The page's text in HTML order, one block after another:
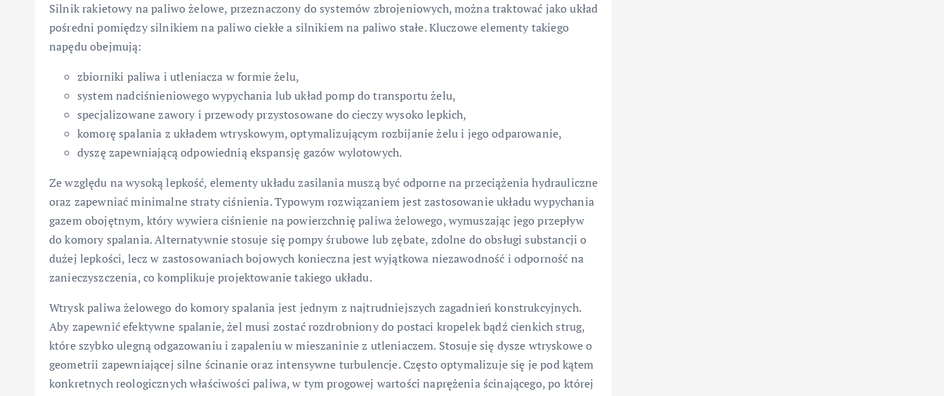
Silnik rakietowy na paliwo żelowe, przeznaczony do systemów zbrojeniowych, można traktować jako układ
pośredni pomiędzy silnikiem na paliwo ciekłe a silnikiem na paliwo stałe. Kluczowe elementy takiego
napędu obejmują:
zbiorniki paliwa i utleniacza w formie żelu,
system nadciśnieniowego wypychania lub układ pomp do transportu żelu,
specjalizowane zawory i przewody przystosowane do cieczy wysoko lepkich,
komorę spalania z układem wtryskowym, optymalizującym rozbijanie żelu i jego odparowanie,
dyszę zapewniającą odpowiednią ekspansję gazów wylotowych.
Ze względu na wysoką lepkość, elementy układu zasilania muszą być odporne na przeciążenia hydrauliczne
oraz zapewniać minimalne straty ciśnienia. Typowym rozwiązaniem jest zastosowanie układu wypychania
gazem obojętnym, który wywiera ciśnienie na powierzchnię paliwa żelowego, wymuszając jego przepływ
do komory spalania. Alternatywnie stosuje się pompy śrubowe lub zębate, zdolne do obsługi substancji o
dużej lepkości, lecz w zastosowaniach bojowych konieczna jest wyjątkowa niezawodność i odporność na
zanieczyszczenia, co komplikuje projektowanie takiego układu.
Wtrysk paliwa żelowego do komory spalania jest jednym z najtrudniejszych zagadnień konstrukcyjnych.
Aby zapewnić efektywne spalanie, żel musi zostać rozdrobniony do postaci kropelek bądź cienkich strug,
które szybko ulegną odgazowaniu i zapaleniu w mieszaninie z utleniaczem. Stosuje się dysze wtryskowe o
geometrii zapewniającej silne ścinanie oraz intensywne turbulencje. Często optymalizuje się je pod kątem
konkretnych reologicznych właściwości paliwa, w tym progowej wartości naprężenia ścinającego, po której